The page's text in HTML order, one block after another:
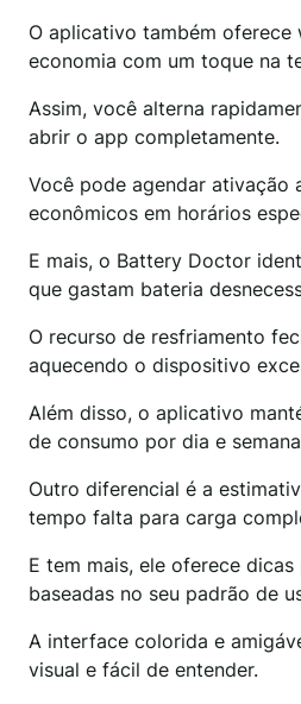
O aplicativo também
economia com um toque na
Assim, você alterna
abrir o app completamente.
Você pode agendar ativação
econômicos em horários
E mais, o Battery Doctor
que gastam bateria
O recurso de resfriamento
aquecendo o dispositivo
Além disso, o aplicativo
de consumo por dia e
Outro diferencial é a
tempo falta para carga
E tem mais, ele oferece
baseadas no seu padrão de
A interface colorida e
visual e fácil de entender.